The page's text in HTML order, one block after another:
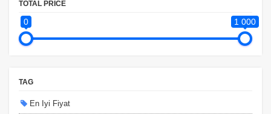
TOTAL PRICE
0 1 000
TAG
En Iyi Fiyat